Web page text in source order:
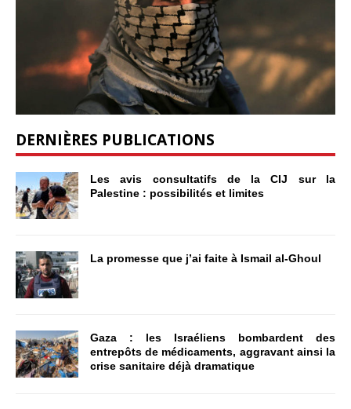
DERNIÈRES PUBLICATIONS
Les avis consultatifs de la CIJ sur la
Palestine : possibilités et limites
La promesse que j’ai faite à Ismail al-Ghoul
Gaza : les Israéliens bombardent des
entrepôts de médicaments, aggravant ainsi la
crise sanitaire déjà dramatique